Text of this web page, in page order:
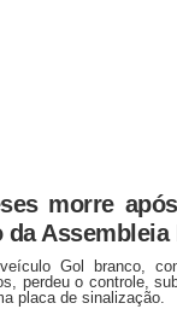
morre
da
Gol branco,
perdeu o controle,
placa de sinalização.